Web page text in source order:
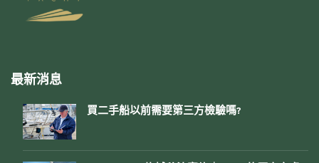
最新消息
買二手船以前需要第三方檢驗嗎?